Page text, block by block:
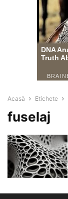
Acasă Etichete
fuselaj